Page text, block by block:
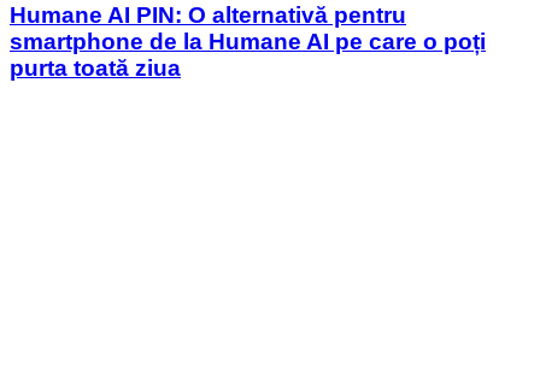
Humane AI PIN: O alternativă pentru
smartphone de la Humane AI pe care o poți
purta toată ziua